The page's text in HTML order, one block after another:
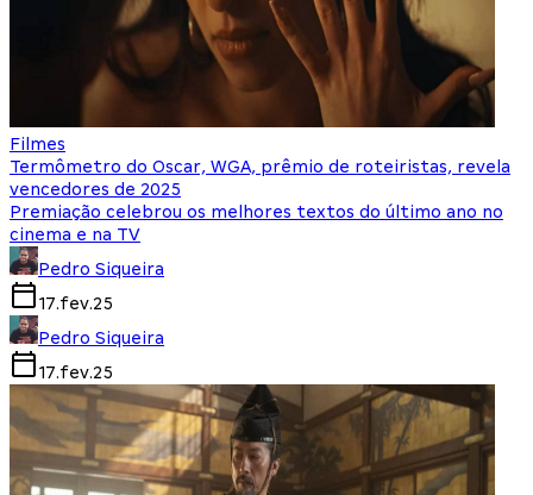
Filmes
Termômetro do Oscar, WGA, prêmio de roteiristas, revela
vencedores de 2025
Premiação celebrou os melhores textos do último ano no
cinema e na TV
Pedro Siqueira
17.fev.25
Pedro Siqueira
17.fev.25